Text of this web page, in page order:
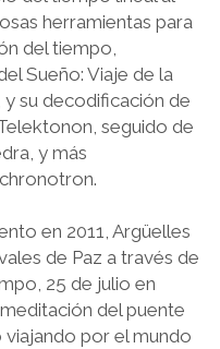
herramientas para
del tiempo,
Sueño: Viaje de la
su decodificación de
seguido de
y más
en 2011, Argüelles
de Paz a través de
25 de julio en
del puente
viajando por el mundo